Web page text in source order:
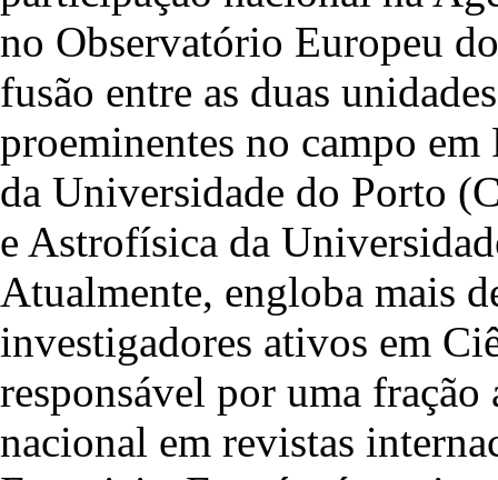
no Observatório Europeu
fusão entre as duas
proeminentes no campo
da Universidade do Porto
e Astrofísica da
Atualmente, engloba mais
investigadores ativos em
responsável por uma
nacional em revistas